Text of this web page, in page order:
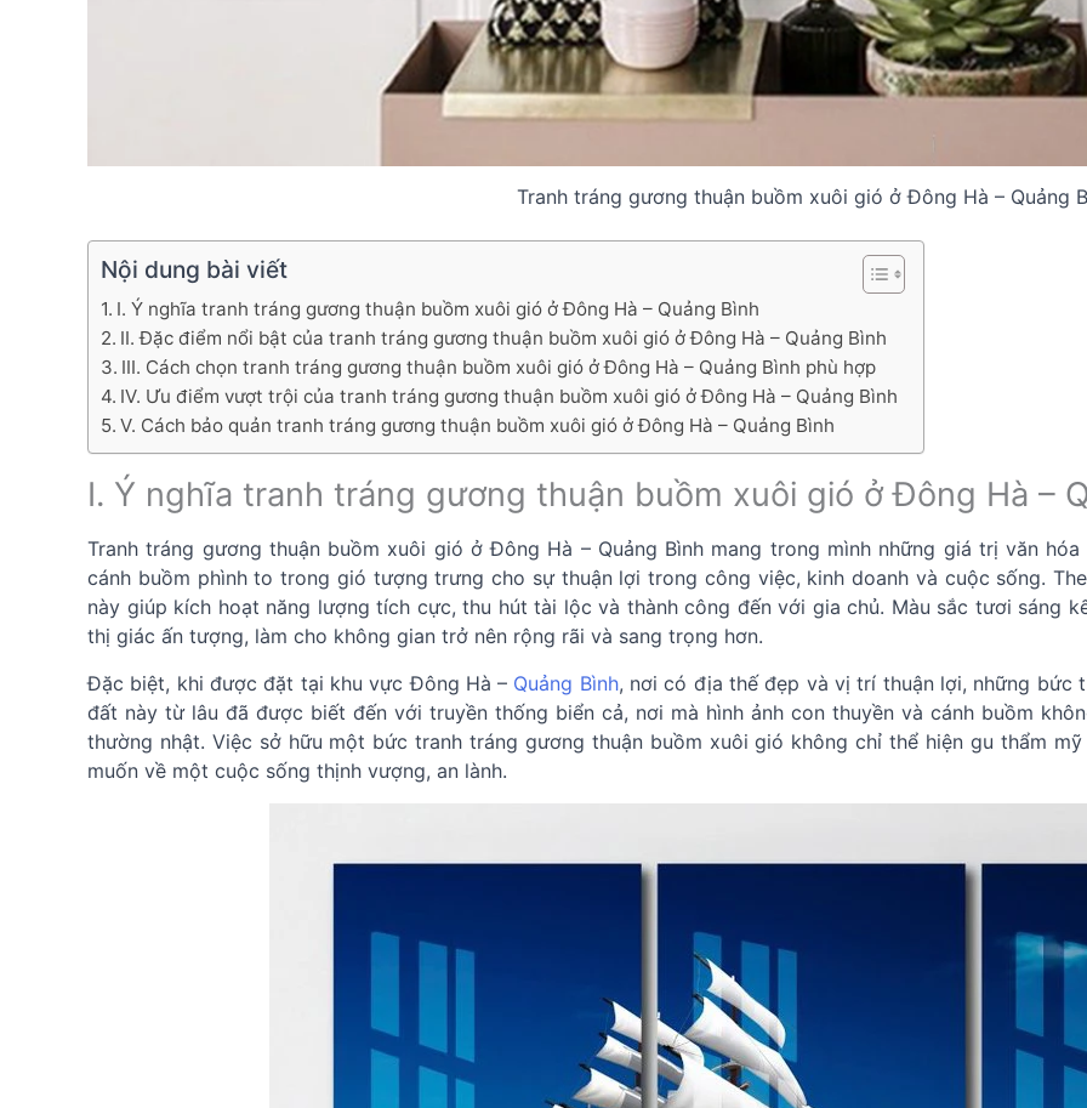
Tranh tráng gương thuận buồm xuôi gió ở Đông Hà – Quảng
Nội dung bài viết
I. Ý nghĩa tranh tráng gương thuận buồm xuôi gió ở Đông Hà – Quảng Bình
II. Đặc điểm nổi bật của tranh tráng gương thuận buồm xuôi gió ở Đông Hà – Quảng Bình
III. Cách chọn tranh tráng gương thuận buồm xuôi gió ở Đông Hà – Quảng Bình phù hợp
IV. Ưu điểm vượt trội của tranh tráng gương thuận buồm xuôi gió ở Đông Hà – Quảng Bình
V. Cách bảo quản tranh tráng gương thuận buồm xuôi gió ở Đông Hà – Quảng Bình
I. Ý nghĩa tranh tráng gương thuận buồm xuôi gió ở Đông Hà –
Tranh tráng gương thuận buồm xuôi gió ở Đông Hà – Quảng Bình mang trong mình những giá trị văn
cánh buồm phình to trong gió tượng trưng cho sự thuận lợi trong công việc, kinh doanh và cuộc sống.
này giúp kích hoạt năng lượng tích cực, thu hút tài lộc và thành công đến với gia chủ. Màu sắc tươi sáng
thị giác ấn tượng, làm cho không gian trở nên rộng rãi và sang trọng hơn.
Đặc biệt, khi được đặt tại khu vực Đông Hà – Quảng Bình, nơi có địa thế đẹp và vị trí thuận lợi, những bức
đất này từ lâu đã được biết đến với truyền thống biển cả, nơi mà hình ảnh con thuyền và cánh buồm
thường nhật. Việc sở hữu một bức tranh tráng gương thuận buồm xuôi gió không chỉ thể hiện gu thẩm
muốn về một cuộc sống thịnh vượng, an lành.